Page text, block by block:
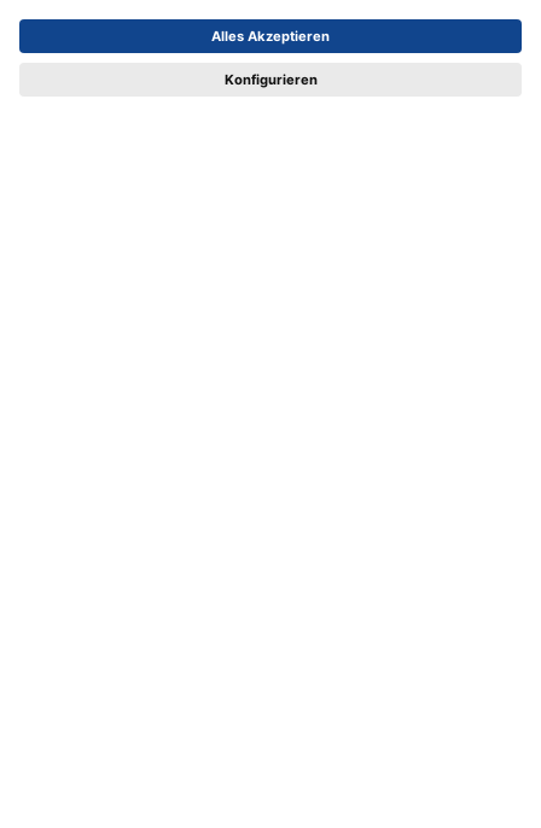
Newsletter
Abonniere jetzt unseren Newsletter